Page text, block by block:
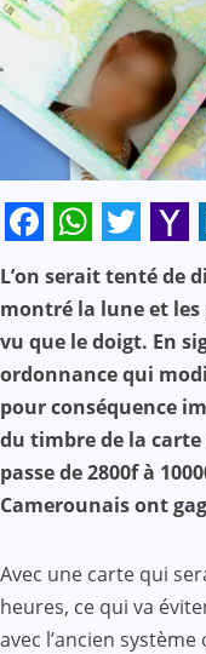
Facebook
L’on serait tenté de
montré la lune et
vu que le doigt. En
ordonnance qui
pour conséquence
du timbre de la
passe de 2800f à
Camerounais ont
Avec une carte qui
heures, ce qui va
avec l’ancien